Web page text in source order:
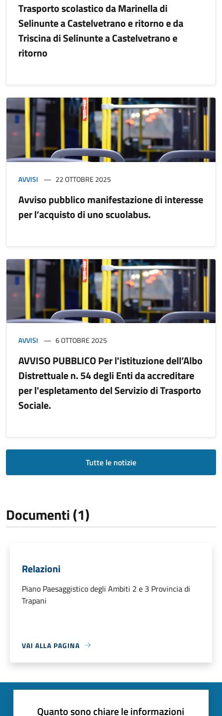
Trasporto scolastico da Marinella di
Selinunte a Castelvetrano e ritorno e da
Triscina di Selinunte a Castelvetrano e
ritorno
AVVISI 22 OTTOBRE 2025
Avviso pubblico manifestazione di interesse
per l’acquisto di uno scuolabus.
AVVISI 6 OTTOBRE 2025
AVVISO PUBBLICO Per l'istituzione dell’Albo
Distrettuale n. 54 degli Enti da accreditare
per l'espletamento del Servizio di Trasporto
Sociale.
Tutte le notizie
Documenti (1)
Relazioni
Piano Paesaggistico degli Ambiti 2 e 3 Provincia di
Trapani
VAI ALLA PAGINA
Quanto sono chiare le informazioni